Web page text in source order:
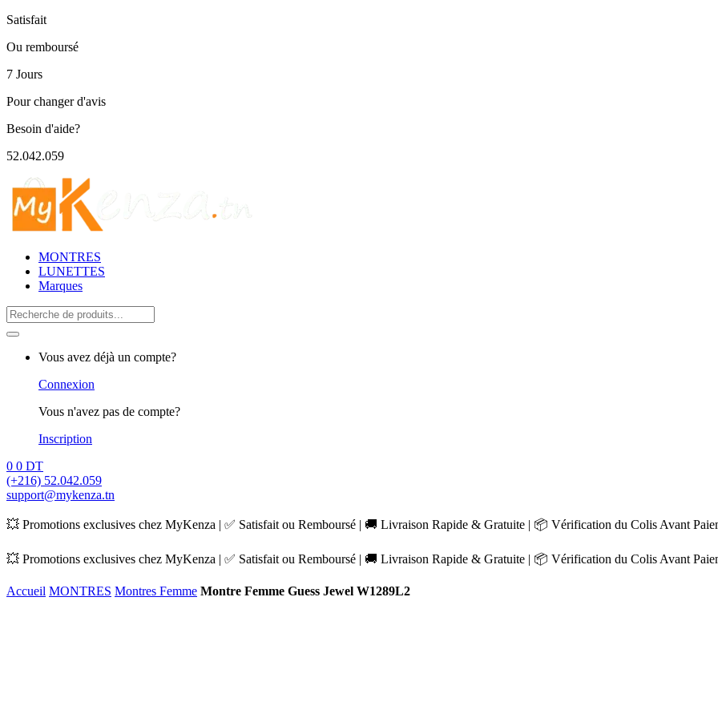
Satisfait
Ou remboursé
7 Jours
Pour changer d'avis
Besoin d'aide?
52.042.059
MONTRES
LUNETTES
Marques
Search
for:
Vous avez déjà un compte?
Connexion
Vous n'avez pas de compte?
Inscription
0 0 DT
(+216) 52.042.059
support@mykenza.tn
💥 Promotions exclusives chez MyKenza | ✅ Satisfait ou Remboursé | 🚚 Livraison Rapide & Gratuite | 📦 Vérification du Colis Avant
💥 Promotions exclusives chez MyKenza | ✅ Satisfait ou Remboursé | 🚚 Livraison Rapide & Gratuite | 📦 Vérification du Colis Avant
Accueil MONTRES Montres Femme Montre Femme Guess Jewel W1289L2